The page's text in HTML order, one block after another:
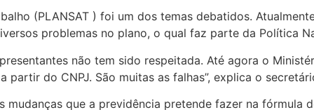
(PLANSAT ) foi um dos temas debatidos.
problemas no plano, o qual faz parte da Política
não tem sido respeitada. Até agora o
partir do CNPJ. São muitas as falhas”, explica o
que a previdência pretende fazer na fórmula